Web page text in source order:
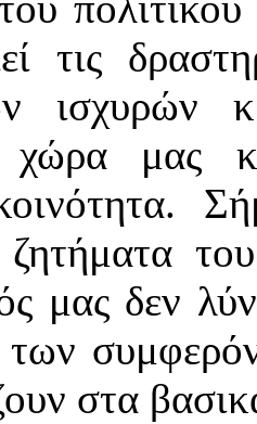
τις
μας
ζητήματα
μας δεν
στα